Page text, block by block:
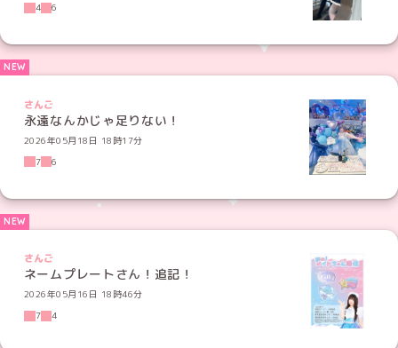
4
6
さんご
永遠なんかじゃ足りない！
2026年05月18日 18時17分
7
6
さんご
ネームプレートさん！追記！
2026年05月16日 18時46分
7
4